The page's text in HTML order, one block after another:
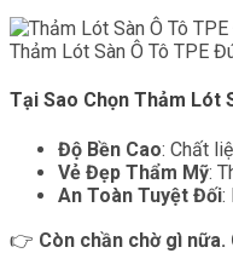
Thảm Lót Sàn Ô Tô TPE
Tại Sao Chọn Thảm Lót
Độ Bền Cao: Chất
Vẻ Đẹp Thẩm Mỹ:
An Toàn Tuyệt Đối:
👉 Còn chần chờ gì